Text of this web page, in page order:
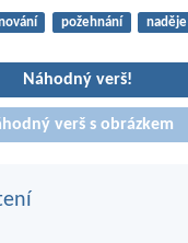
požehnání naděje
Náhodný verš!
verš s obrázkem